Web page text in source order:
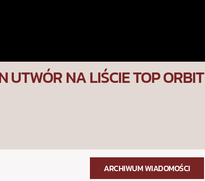
UTWÓR NA LIŚCIE TOP ORBIT
ARCHIWUM WIADOMOŚCI